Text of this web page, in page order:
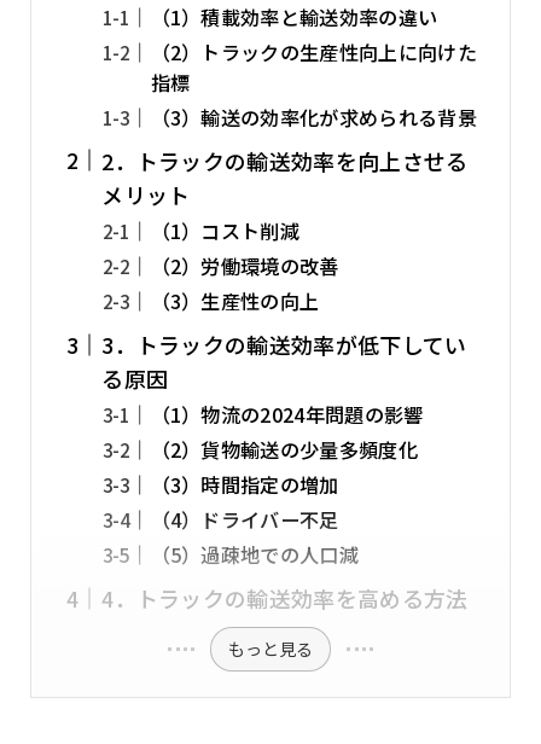
（1）積載効率と輸送効率の違い
（2）トラックの生産性向上に向けた
指標
（3）輸送の効率化が求められる背景
2．トラックの輸送効率を向上させる
メリット
（1）コスト削減
（2）労働環境の改善
（3）生産性の向上
3．トラックの輸送効率が低下してい
る原因
（1）物流の2024年問題の影響
（2）貨物輸送の少量多頻度化
（3）時間指定の増加
（4）ドライバー不足
（5）過疎地での人口減
4．トラックの輸送効率を高める方法
もっと見る